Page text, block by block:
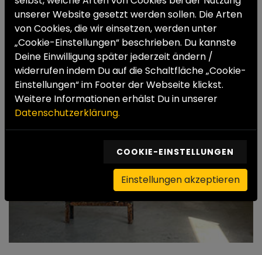
unserer Website gesetzt werden sollen. Die Arten
von Cookies, die wir einsetzen, werden unter
„Cookie-Einstellungen“ beschrieben. Du kannste
Deine Einwilligung später jederzeit ändern /
widerrufen indem Du auf die Schaltfläche „Cookie-
Einstellungen“ im Footer der Webseite klickst.
Weitere Informationen erhälst Du in unserer
Datenschutzerklärung.
COOKIE-EINSTELLUNGEN
Einstellungen akzeptieren